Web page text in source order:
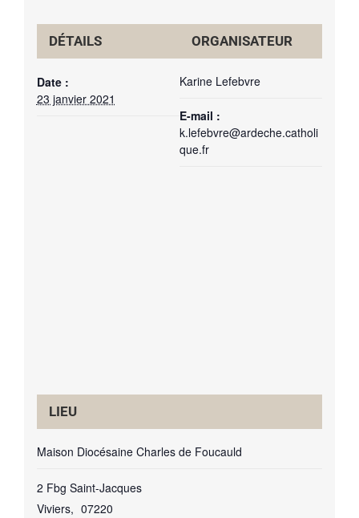
DÉTAILS
Date :
23 janvier 2021
ORGANISATEUR
Karine Lefebvre
E-mail :
k.lefebvre@ardeche.catholi
que.fr
LIEU
Maison Diocésaine Charles de Foucauld
2 Fbg Saint-Jacques
Viviers, 07220